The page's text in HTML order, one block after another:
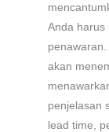
Anda harus
akan
penjelasan
lead time,